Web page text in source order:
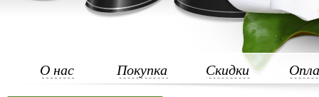
О нас Покупка Скидки